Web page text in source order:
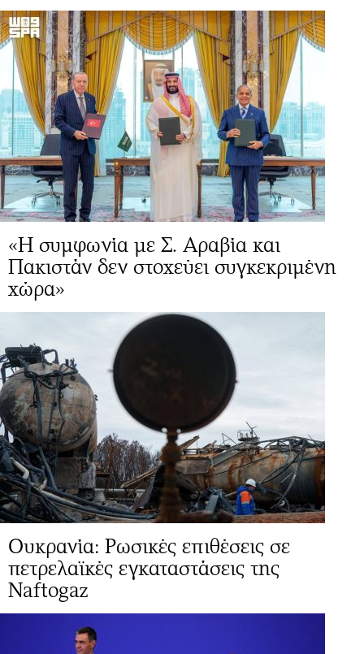
«Η συμφωνία με Σ. Αραβία και
Πακιστάν δεν στοχεύει συγκεκριμένη
χώρα»
Ουκρανία: Ρωσικές επιθέσεις σε
πετρελαϊκές εγκαταστάσεις της
Naftogaz